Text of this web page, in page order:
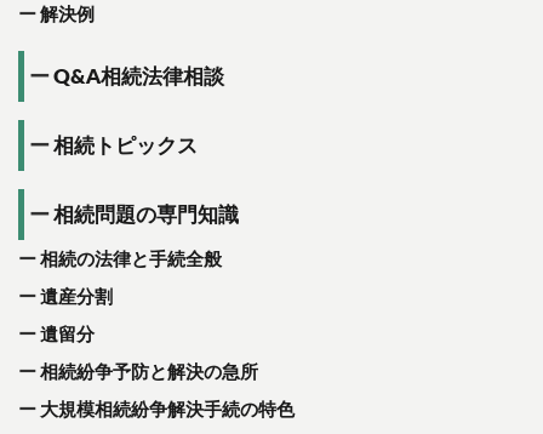
解決例
Q&A相続法律相談
相続トピックス
相続問題の専門知識
相続の法律と手続全般
遺産分割
遺留分
相続紛争予防と解決の急所
大規模相続紛争解決手続の特色